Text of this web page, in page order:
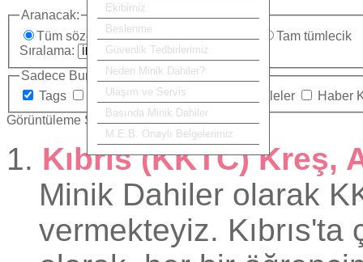
Ekibimiz
Beslenme
Güvenlik Tedbirlerimiz
Neden Minik Dahiler?
Ulaşım ve Servis
Basında Minik Dahiler
M.E.B. Onaylı Belgelerimiz
Aranacak:
Tüm sözcükler
Herhangi bir sözcük
Tam tümlecik
Sıralama:
Sadece Burada Ara:
Tags
Kategoriler İletişim Makaleler
Haber
Görüntüleme Sayısı
1. Kıbrıs (KKTC)
Minik Dahiler olarak
vermekteyiz. Kıbrıs'ta